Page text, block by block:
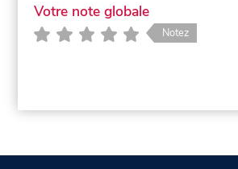
Votre note globale
Notez